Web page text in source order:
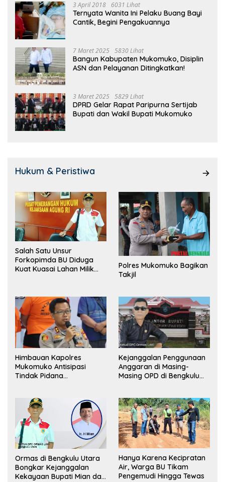
3 April 2018 6031 Lihat
Ternyata Wanita Ini Pelaku Buang Bayi
Cantik, Begini Pengakuannya
7 Maret 2025 5830 Lihat
Bangun Kabupaten Mukomuko, Disiplin
ASN dan Pelayanan Ditingkatkan!
3 Maret 2025 5829 Lihat
DPRD Gelar Rapat Paripurna Sertijab
Bupati dan Wakil Bupati Mukomuko
Hukum & Peristiwa
Salah Satu Unsur
Forkopimda BU Diduga
Kuat Kuasai Lahan Milik
Polres Mukomuko Bagikan
Takjil
Himbauan Kapolres
Mukomuko Antisipasi
Tindak Pidana
Kejanggalan Penggunaan
Anggaran di Masing-
Masing OPD di Bengkulu
Ormas di Bengkulu Utara
Bongkar Kejanggalan
Kekayaan Bupati Mian dan
Hanya Karena Kecipratan
Air, Warga BU Tikam
Pengemudi Hingga Tewas